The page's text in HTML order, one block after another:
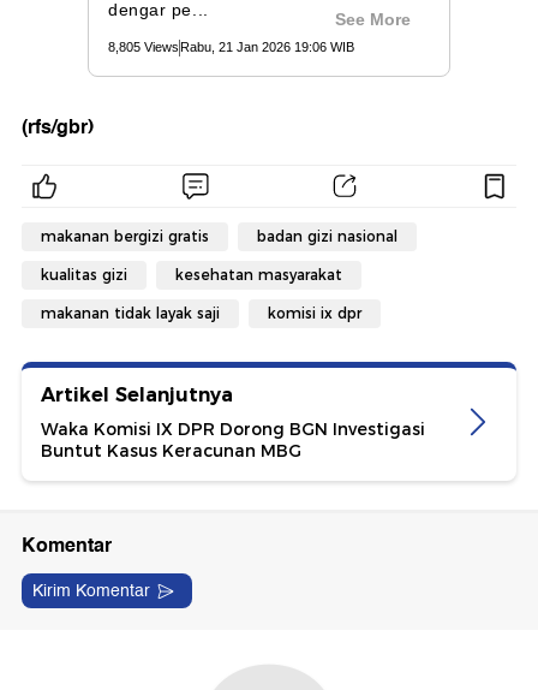
(rfs/gbr)
makanan bergizi gratis badan gizi nasional
kualitas gizi kesehatan masyarakat
makanan tidak layak saji komisi ix dpr
Artikel Selanjutnya
Waka Komisi IX DPR Dorong BGN Investigasi
Buntut Kasus Keracunan MBG